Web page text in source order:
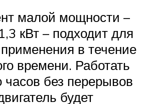
малой мощности –
кВт – подходит для
в течение
времени. Работать
часов без перерывов
будет